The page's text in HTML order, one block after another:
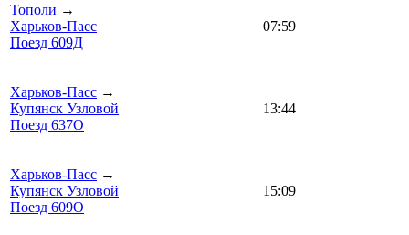
Тополи →
Харьков-Пасс
Поезд 609Д
07:59
Харьков-Пасс →
Купянск Узловой
Поезд 637О
13:44
Харьков-Пасс →
Купянск Узловой
Поезд 609О
15:09